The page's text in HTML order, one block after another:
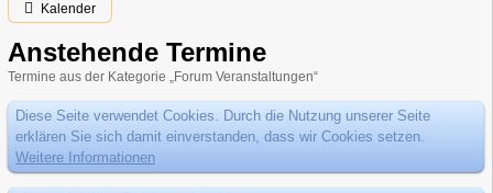
Kalender
Anstehende Termine
Termine aus der Kategorie „Forum Veranstaltungen“
Diese Seite verwendet Cookies. Durch die Nutzung unserer Seite
erklären Sie sich damit einverstanden, dass wir Cookies setzen.
Weitere Informationen